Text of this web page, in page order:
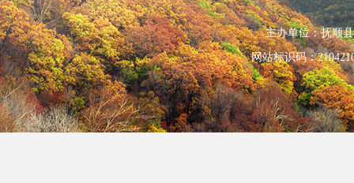
主办单位：抚顺
网站标识码：